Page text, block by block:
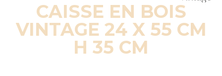
CAISSE EN BOIS
VINTAGE 24 X 55 CM
H 35 CM